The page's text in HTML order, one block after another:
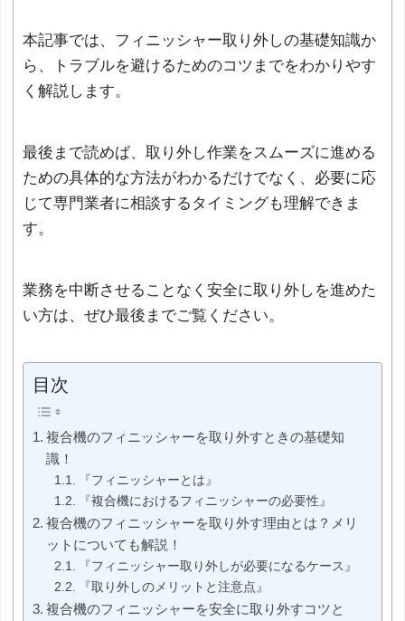
本記事では、フィニッシャー取り外しの基礎知識か
ら、トラブルを避けるためのコツまでをわかりやす
く解説します。
最後まで読めば、取り外し作業をスムーズに進める
ための具体的な方法がわかるだけでなく、必要に応
じて専門業者に相談するタイミングも理解できま
す。
業務を中断させることなく安全に取り外しを進めた
い方は、ぜひ最後までご覧ください。
目次
複合機のフィニッシャーを取り外すときの基礎知
識！
『フィニッシャーとは』
『複合機におけるフィニッシャーの必要性』
複合機のフィニッシャーを取り外す理由とは？メリ
ットについても解説！
『フィニッシャー取り外しが必要になるケース』
『取り外しのメリットと注意点』
複合機のフィニッシャーを安全に取り外すコツと